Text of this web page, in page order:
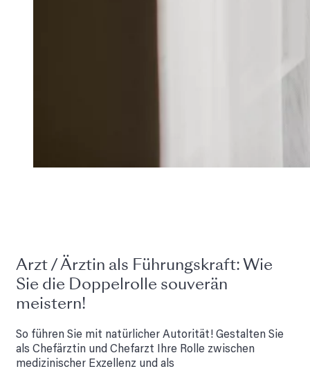
Arzt / Ärztin als Führungskraft: Wie
Sie die Doppelrolle souverän
meistern!
So führen Sie mit natürlicher Autorität! Gestalten Sie
als Chefärztin und Chefarzt Ihre Rolle zwischen
medizinischer Exzellenz und als